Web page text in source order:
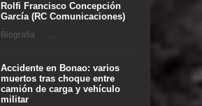
Rolfi Francisco Concepción
García (RC Comunicaciones)
Biografia ...
Accidente en Bonao: varios
muertos tras choque entre
camión de carga y vehículo
militar